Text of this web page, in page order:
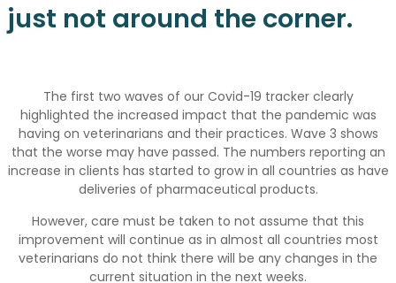
just not around the corner.
The first two waves of our Covid-19 tracker clearly
highlighted the increased impact that the pandemic was
having on veterinarians and their practices. Wave 3 shows
that the worse may have passed. The numbers reporting an
increase in clients has started to grow in all countries as have
deliveries of pharmaceutical products.
However, care must be taken to not assume that this
improvement will continue as in almost all countries most
veterinarians do not think there will be any changes in the
current situation in the next weeks.